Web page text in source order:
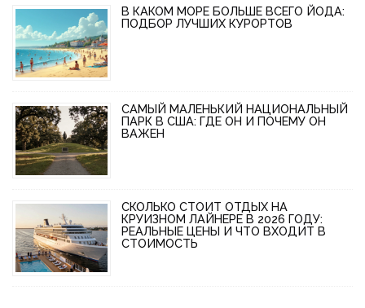
В КАКОМ МОРЕ БОЛЬШЕ ВСЕГО ЙОДА:
ПОДБОР ЛУЧШИХ КУРОРТОВ
САМЫЙ МАЛЕНЬКИЙ НАЦИОНАЛЬНЫЙ
ПАРК В США: ГДЕ ОН И ПОЧЕМУ ОН
ВАЖЕН
СКОЛЬКО СТОИТ ОТДЫХ НА
КРУИЗНОМ ЛАЙНЕРЕ В 2026 ГОДУ:
РЕАЛЬНЫЕ ЦЕНЫ И ЧТО ВХОДИТ В
СТОИМОСТЬ